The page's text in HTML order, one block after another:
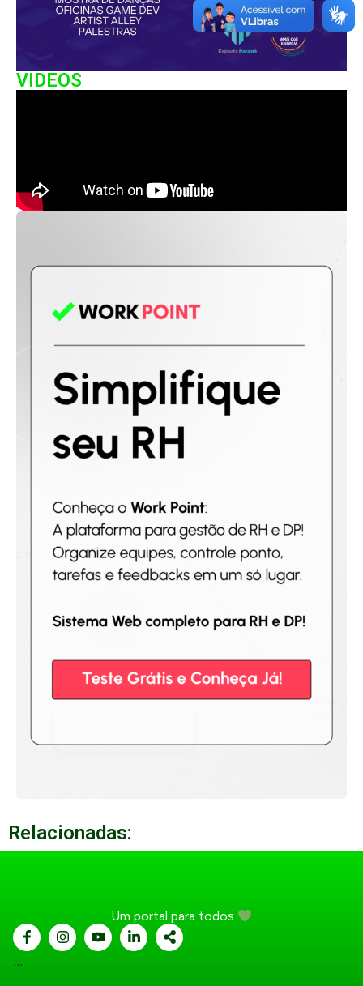
VIDEOS
Relacionadas:
Um portal para todos
...